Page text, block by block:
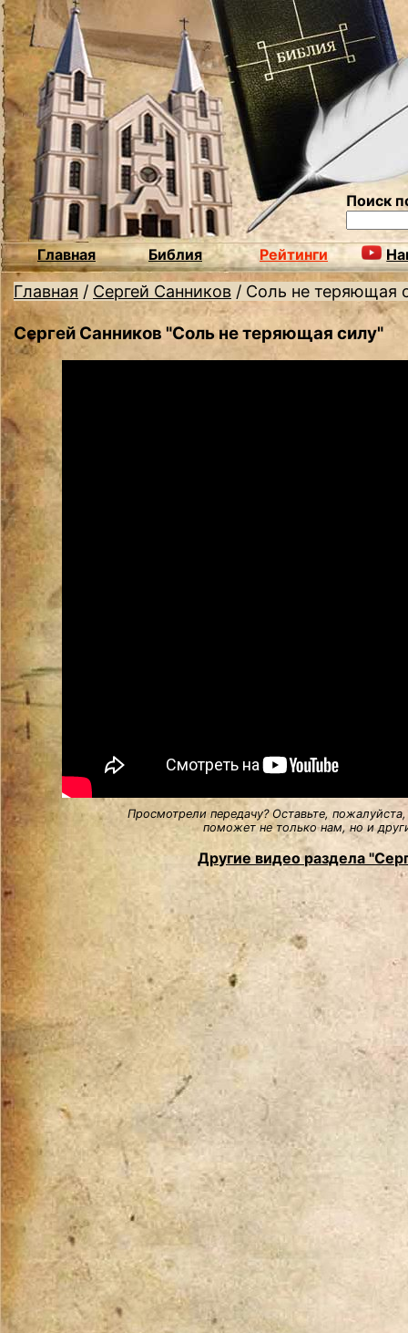
Поиск
Главная Библия Рейтинги
Главная / Сергей Санников / Соль не теряющая
Сергей Санников "Соль не теряющая силу"
Просмотрели передачу? Оставьте,
поможет не только нам, но и
Другие видео раздела